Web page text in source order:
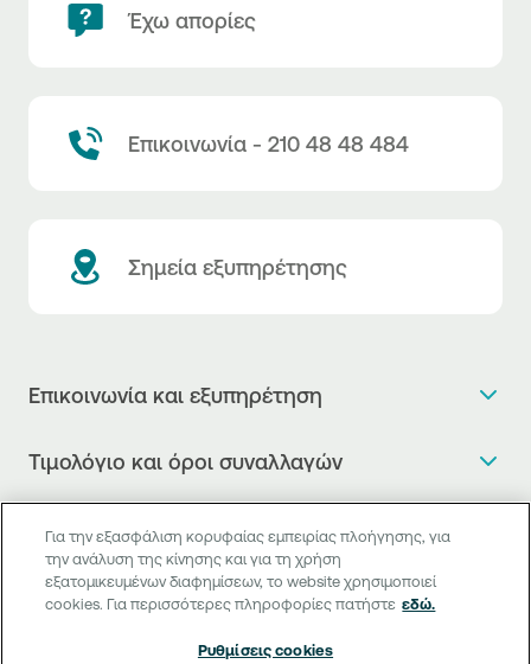
Έχω απορίες
Επικοινωνία - 210 48 48 484
Σημεία εξυπηρέτησης
Επικοινωνία και εξυπηρέτηση
Η νέα Ψηφιακή Εποχή στις συναλλαγές, έφτασε!
Θέλω να μιλήσω με Corporate Transaction Banking
Officer
Θέλω να μιλήσω με επιχειρηματικό σύνδεσμο
Τιμολόγιο και όροι συναλλαγών
Τιμολόγιο της Τράπεζας
Δελτίο τιμών συναλλάγματος
Δελτίο πληροφόρησης περί τελών
Μεταφορά λογαριασμού πληρωμών
Χρήσιμοι σύνδεσμοι
Συχνές ερωτήσεις
Κανονιστική Συμμόρφωση
Digital Banking
Για την εξασφάλιση κορυφαίας εμπειρίας πλοήγησης, για
την ανάλυση της κίνησης και για τη χρήση
εξατομικευμένων διαφημίσεων, το website χρησιμοποιεί
cookies. Για περισσότερες πληροφορίες πατήστε εδώ.
Ρυθμίσεις cookies